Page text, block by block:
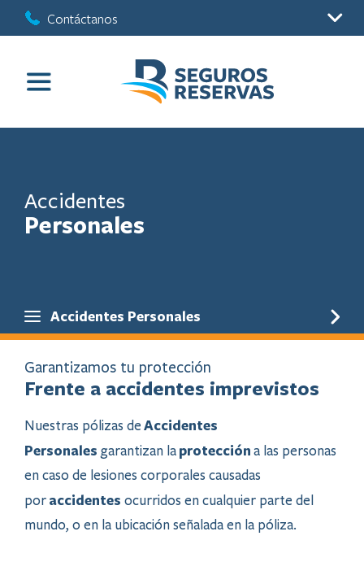
Contáctanos
Accidentes
Personales
Accidentes Personales
​Garantizamos tu protección
Frente a accidentes imprevistos
Nuestras pólizas deAccidentes
Personales garantizan laproteccióna las personas
en caso de lesiones corporales causadas
poraccidentes ocurridos en cualquier parte del
mundo, o en la ubicación señalada en la póliza.